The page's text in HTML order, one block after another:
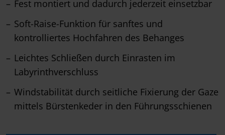
Fest montiert und dadurch jederzeit einsetzbar
Soft-Raise-Funktion für sanftes und
kontrolliertes Hochfahren des Behanges
Leichtes Schließen durch Einrasten im
Labyrinthverschluss
Windstabilität durch seitliche Fixierung der Gaze
mittels Bürstenkeder in den Führungsschienen